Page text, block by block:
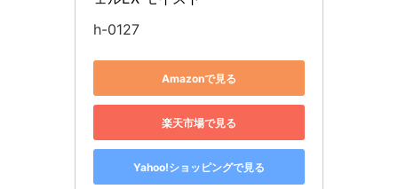
h-0127
Amazonで見る
楽天市場で見る
Yahoo!ショッピングで見る